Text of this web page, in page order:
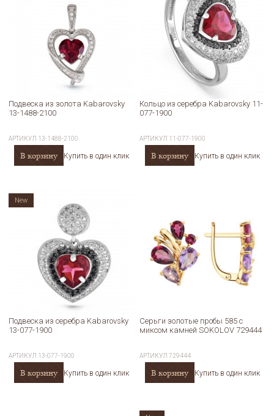
Подвеска из золота Kabarovsky
13-1488-2100
АРТИКУЛ 13-1488-2100
В корзину Купить в один клик
Кольцо из серебра Kabarovsky 11-
077-1900
АРТИКУЛ 11-077-1900
В корзину Купить в один клик
Подвеска из серебра Kabarovsky
13-077-1900
АРТИКУЛ 13-077-1900
В корзину Купить в один клик
New
Серьги золотые пробы 585 с
миксом камней SOKOLOV 729444
АРТИКУЛ729444
В корзину Купить в один клик